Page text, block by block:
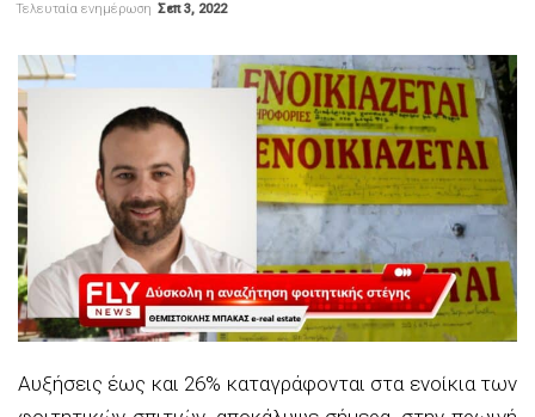
Τελευταία ενημέρωση Σεπ 3, 2022
Αυξήσεις έως και 26% καταγράφονται στα ενοίκια των